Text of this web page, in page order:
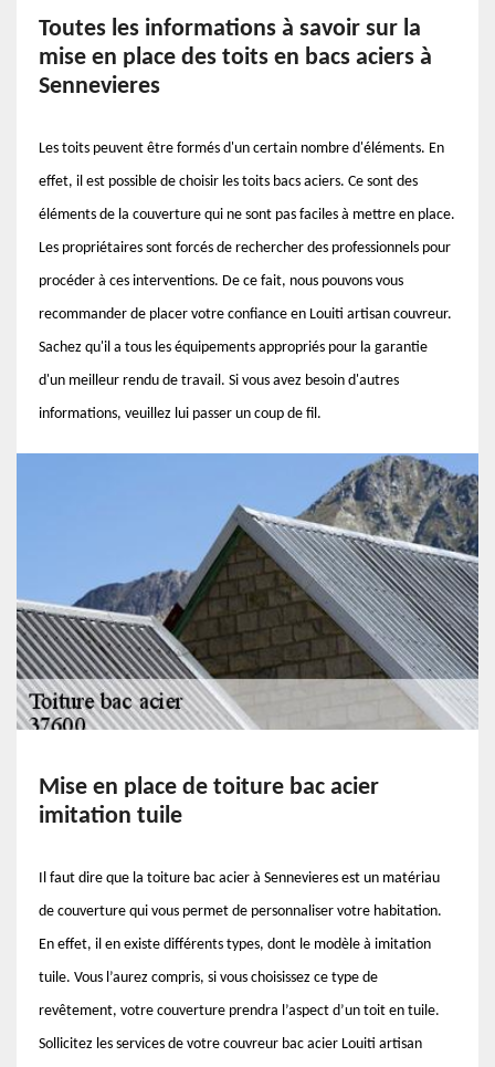
Toutes les informations à savoir sur la
mise en place des toits en bacs aciers à
Sennevieres
Les toits peuvent être formés d'un certain nombre d'éléments. En
effet, il est possible de choisir les toits bacs aciers. Ce sont des
éléments de la couverture qui ne sont pas faciles à mettre en place.
Les propriétaires sont forcés de rechercher des professionnels pour
procéder à ces interventions. De ce fait, nous pouvons vous
recommander de placer votre confiance en Louiti artisan couvreur.
Sachez qu'il a tous les équipements appropriés pour la garantie
d'un meilleur rendu de travail. Si vous avez besoin d'autres
informations, veuillez lui passer un coup de fil.
Mise en place de toiture bac acier
imitation tuile
Il faut dire que la toiture bac acier à Sennevieres est un matériau
de couverture qui vous permet de personnaliser votre habitation.
En effet, il en existe différents types, dont le modèle à imitation
tuile. Vous l’aurez compris, si vous choisissez ce type de
revêtement, votre couverture prendra l’aspect d’un toit en tuile.
Sollicitez les services de votre couvreur bac acier Louiti artisan